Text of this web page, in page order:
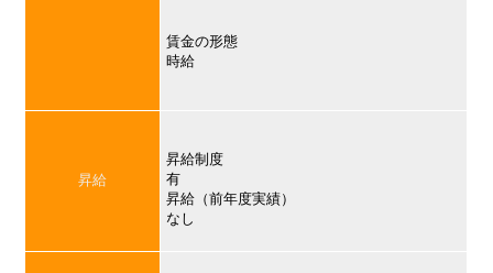
賃金の形態
時給
昇給
昇給制度
有
昇給（前年度実績）
なし